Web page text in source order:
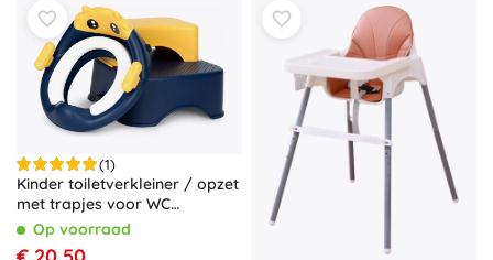
(1)
Kinder toiletverkleiner / opzet
met trapjes voor WC
ECOTOYS
Op voorraad